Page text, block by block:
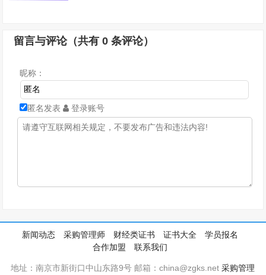
留言与评论（共有0 条评论）
昵称：
匿名发表 登录账号
新闻动态 采购管理师 财经类证书 证书大全
学员报名
合作加盟
联系我们
地址：南京市新街口中山东路9号 邮箱：china@zgks.net采购管理